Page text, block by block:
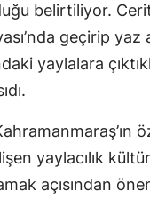
belirtiliyor.
geçirip yaz
yaylalara
yaylacılık
açısından